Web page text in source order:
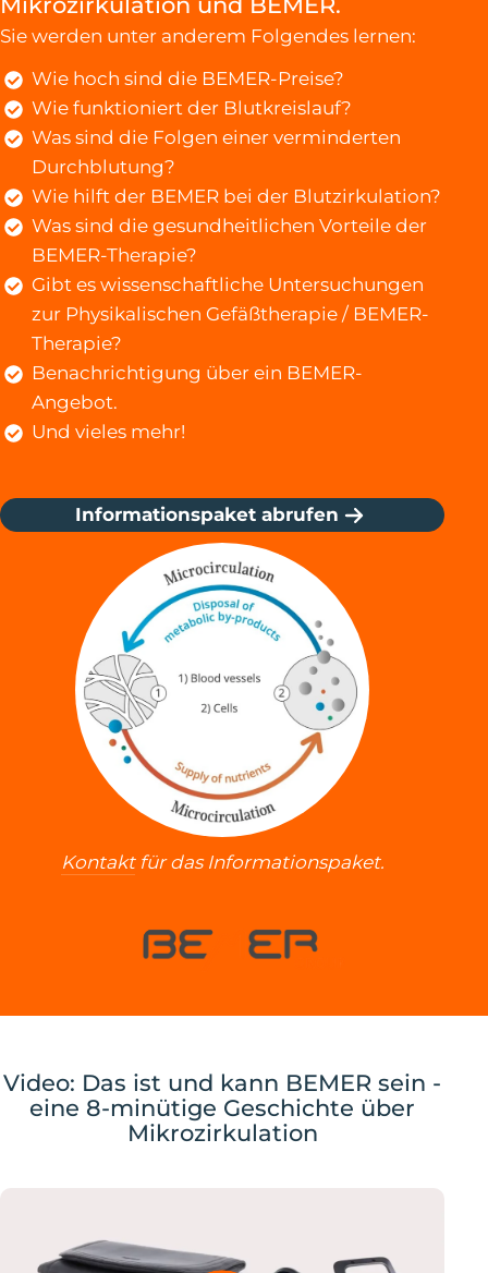
Sie werden unter anderem Folgendes lernen:
Wie hoch sind die BEMER-Preise?
Wie funktioniert der Blutkreislauf?
Was sind die Folgen einer verminderten
Durchblutung?
Wie hilft der BEMER bei der Blutzirkulation?
Was sind die gesundheitlichen Vorteile der
BEMER-Therapie?
Gibt es wissenschaftliche Untersuchungen
zur Physikalischen Gefäßtherapie / BEMER-
Therapie?
Benachrichtigung über ein BEMER-
Angebot.
Und vieles mehr!
Informationspaket abrufen
Kontaktfür das Informationspaket.
Video: Das ist und kann BEMER sein -
eine 8-minütige Geschichte über
Mikrozirkulation